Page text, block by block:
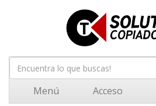
Menú Acceso